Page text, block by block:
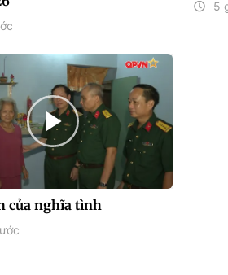
5
của nghĩa tình